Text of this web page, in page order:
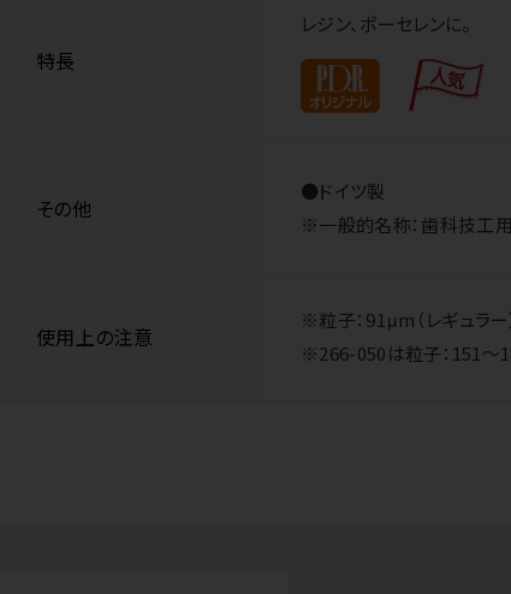
特長
レジン、ポーセレンに。
その他
●ドイツ製
※一般的名称：歯科技工
使用上の注意
※粒子：91μm（レギュラー
※266-050は粒子：151～